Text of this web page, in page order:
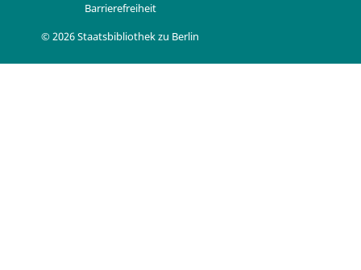
Barrierefreiheit
© 2026 Staatsbibliothek zu Berlin